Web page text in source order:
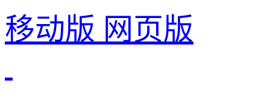
移动版 网页版